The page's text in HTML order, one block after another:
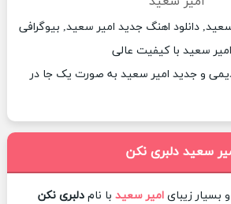
دانلود اهنگ جدید امیر سعید, بیوگرافی
سعید با کیفیت عالی
و جدید امیر سعید به صورت یک جا در
سعید دلبری نکن
بسیار زیبایامیر سعید با نامدلبری نکن